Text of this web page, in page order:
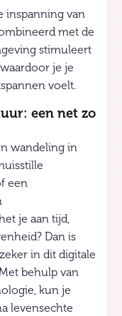
inspanning van
met de
stimuleert
je je
voelt.
een net zo
wandeling in
een
je aan tijd,
Dan is
in dit digitale
behulp van
kun je
levensechte